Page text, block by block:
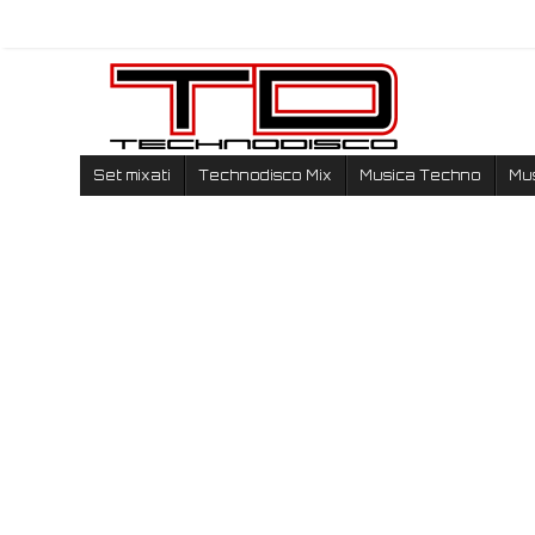
Set mixati Technodisco Mix Musica Techno